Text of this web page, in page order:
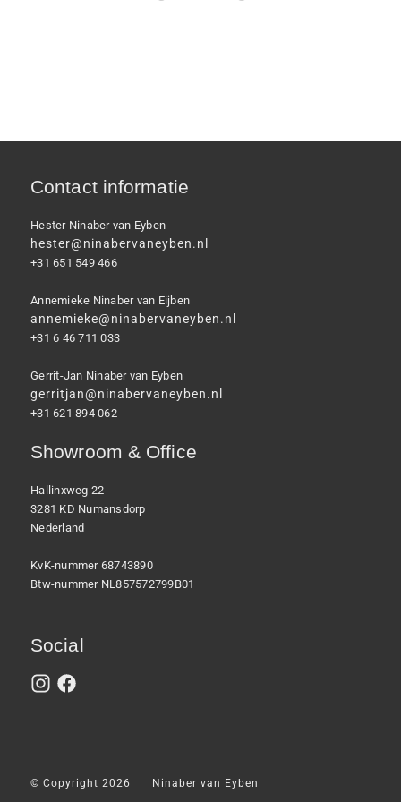
Contact informatie
Hester Ninaber van Eyben
hester@ninabervaneyben.nl
+31 651 549 466
Annemieke Ninaber van Eijben
annemieke@ninabervaneyben.nl
+31 6 46 711 033
Gerrit-Jan Ninaber van Eyben
gerritjan@ninabervaneyben.nl
+31 621 894 062
Showroom & Office
Hallinxweg 22
3281 KD Numansdorp
Nederland
KvK-nummer 68743890
Btw-nummer NL857572799B01
Social
© Copyright 2026 Ninaber van Eyben